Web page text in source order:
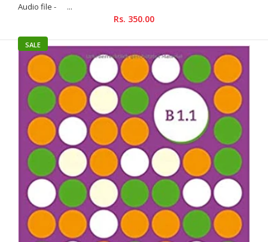
Maximal A1 Lehrerhandbuch Audio Downloadable
Rs. 350.00
Audio file - ...
Rs. 350.00
SALE